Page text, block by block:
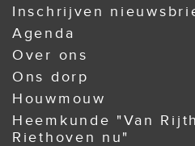
Inschrijven
Agenda
Over ons
Ons dorp
Houwmouw
Heemkunde "Van
Riethoven nu"